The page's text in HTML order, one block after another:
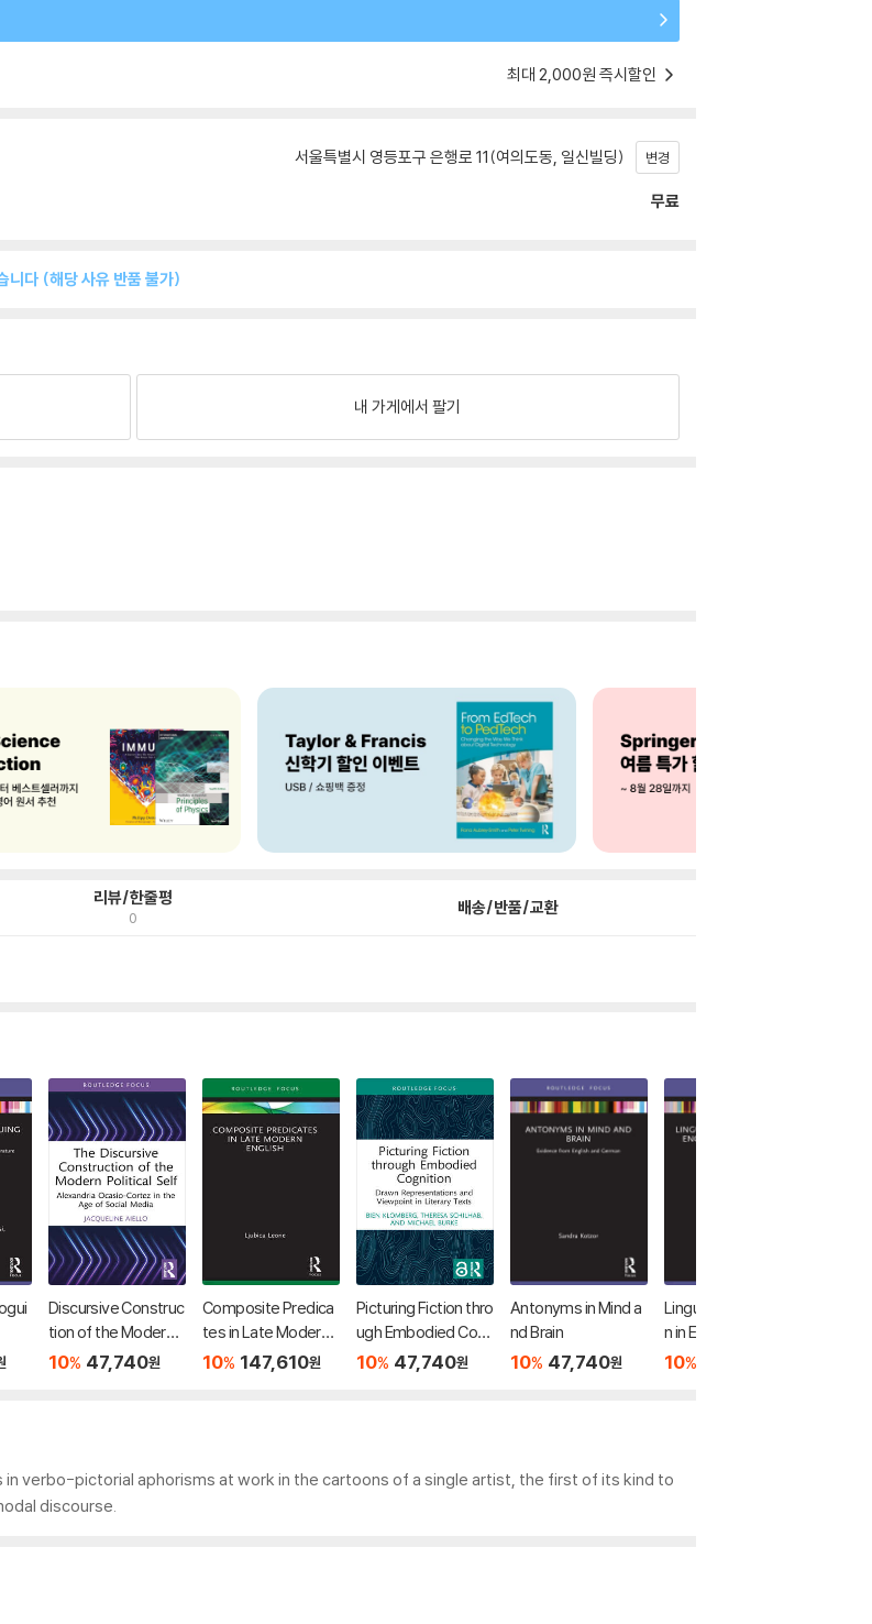
최대 2,000원 즉시할인
서울특별시 영등포구 은행로 11(여의도동, 일신빌딩) 변경
무료
니다 (해당 사유 반품 불가)
내 가게에서 팔기
리뷰/한줄평
0 배송/반품/교환
Discursive Construc
tion of the Modern P
olitical Self
10% 47,740원
Composite Predica
tes in Late Modern E
nglish
10% 147,610원
Picturing Fiction thro
ugh Embodied Cog
nition
10% 47,740원
Antonyms in Mind a
nd Brain
10% 47,740원
Linguistic Descriptio
n in English for Acad
emic Purposes
10%
verbo-pictorial aphorisms at work in the cartoons of a single artist, the first of its kind to
discourse.